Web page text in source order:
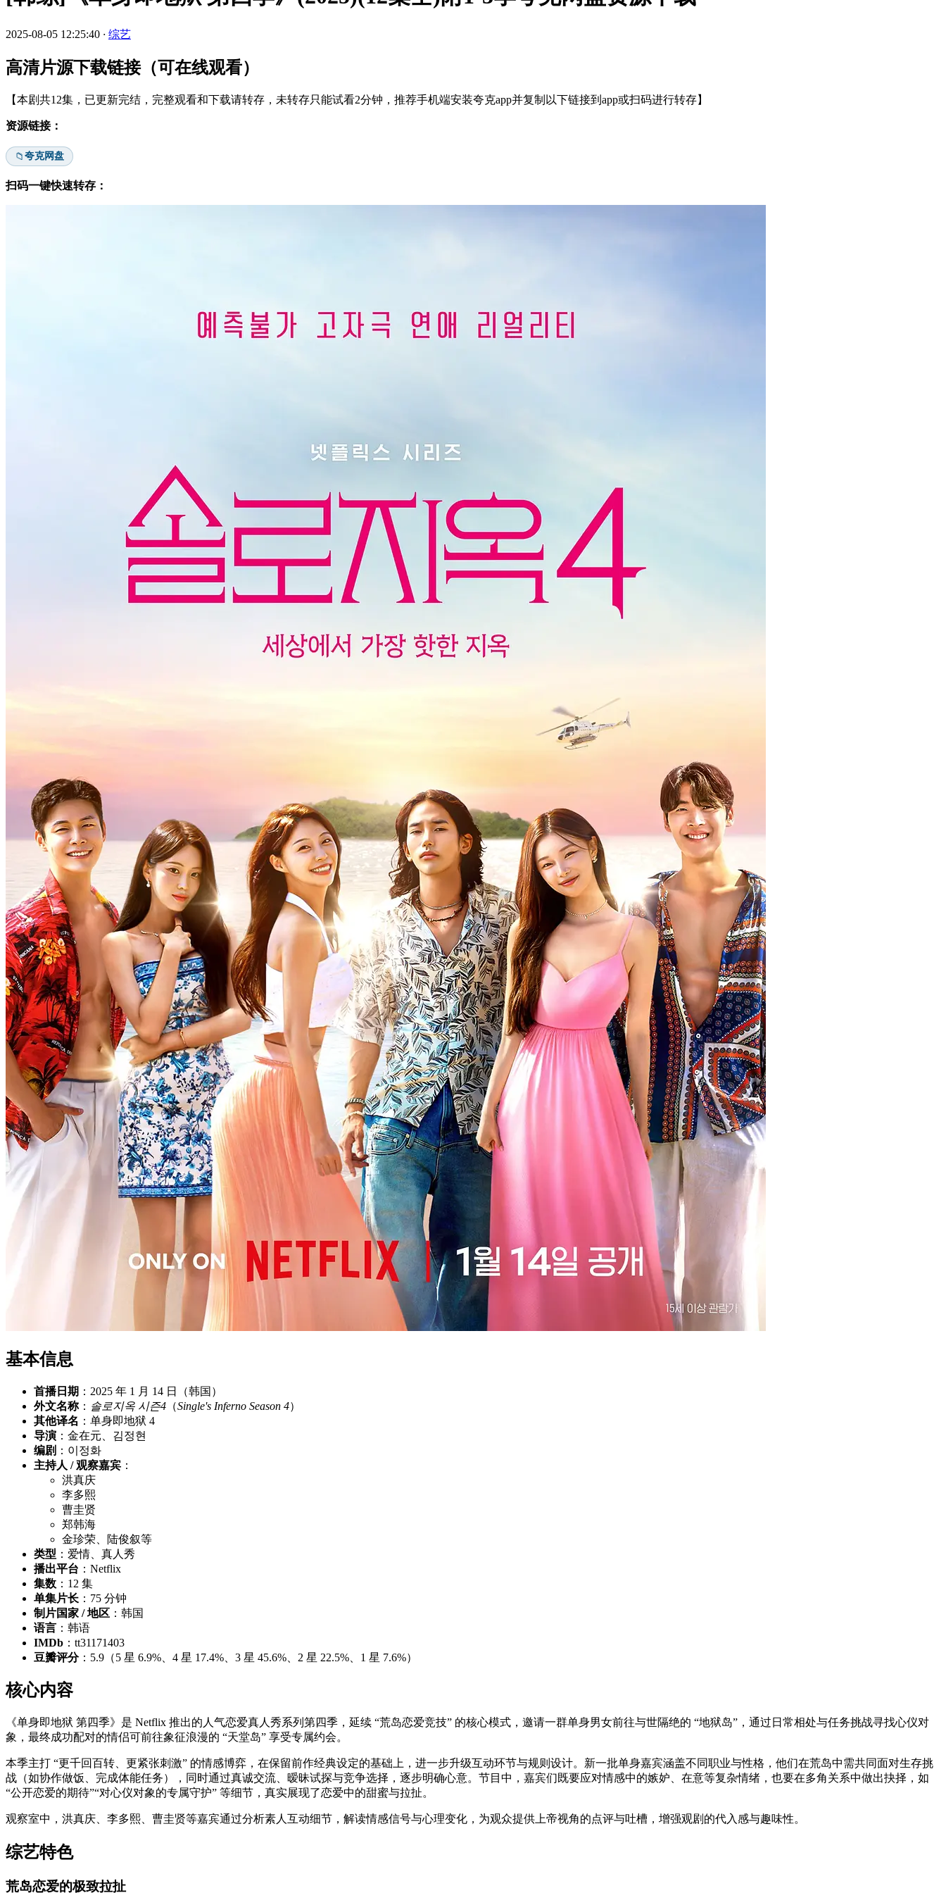
2025-08-05 12:25:40 · 综艺
高清片源下载链接（可在线观看）
【本剧共12集，已更新完结，完整观看和下载请转存，未转存只能试看2分钟，推荐手机端安装夸克app并复制以下链接到app或扫码进行转存】
资源链接：
📁夸克网盘
扫码一键快速转存：
基本信息
首播日期 ：2025 年 1 月 14 日（韩国）
外文名称： 솔로지옥 시즌4 （Single's Inferno Season 4）
其他译名 ：单身即地狱 4
导演 ：金在元、김정현
编剧 ：이정화
主持人 / 观察嘉宾 ：
洪真庆
李多熙
曹圭贤
郑韩海
金珍荣、陆俊叙等
类型 ：爱情、真人秀
播出平台 ：Netflix
集数 ：12 集
单集片长 ：75 分钟
制片国家 / 地区 ：韩国
语言 ：韩语
IMDb ：tt31171403
豆瓣评分：5.9（5 星 6.9%、4 星 17.4%、3 星 45.6%、2 星 22.5%、1 星 7.6%）
核心内容
《单身即地狱 第四季》是 Netflix 推出的人气恋爱真人秀系列第四季，延续 “荒岛恋爱竞技” 的核心模式，邀请一群单身男女前往与世隔绝的 “地狱岛”，通过日常相处与任务挑战寻找心仪对
象，最终成功配对的情侣可前往象征浪漫的 “天堂岛” 享受专属约会。
本季主打 “更千回百转、更紧张刺激” 的情感博弈，在保留前作经典设定的基础上，进一步升级互动环节与规则设计。新一批单身嘉宾涵盖不同职业与性格，他们在荒岛中需共同面对生存挑
战（如协作做饭、完成体能任务），同时通过真诚交流、暧昧试探与竞争选择，逐步明确心意。节目中，嘉宾们既要应对情感中的嫉妒、在意等复杂情绪，也要在多角关系中做出抉择，如
“公开恋爱的期待”“对心仪对象的专属守护” 等细节，真实展现了恋爱中的甜蜜与拉扯。
观察室中，洪真庆、李多熙、曹圭贤等嘉宾通过分析素人互动细节，解读情感信号与心理变化，为观众提供上帝视角的点评与吐槽，增强观剧的代入感与趣味性。
综艺特色
荒岛恋爱的极致拉扯